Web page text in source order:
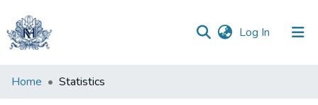
Log In (current)
Communities
Home Statistics